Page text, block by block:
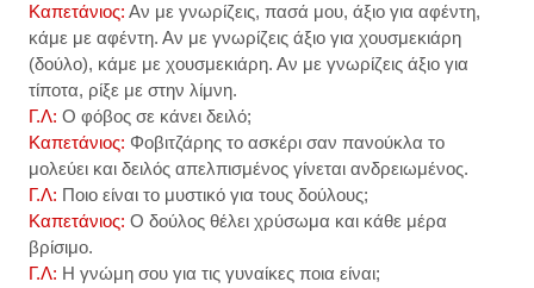
Καπετάνιος: Αν με γνωρίζεις, πασά μου, άξιο για αφέντη,
κάμε με αφέντη. Αν με γνωρίζεις άξιο για χουσμεκιάρη
(δούλο), κάμε με χουσμεκιάρη. Αν με γνωρίζεις άξιο για
τίποτα, ρίξε με στην λίμνη.
Γ.Λ: Ο φόβος σε κάνει δειλό;
Καπετάνιος: Φοβιτζάρης το ασκέρι σαν πανούκλα το
μολεύει και δειλός απελπισμένος γίνεται ανδρειωμένος.
Γ.Λ: Ποιο είναι το μυστικό για τους δούλους;
Καπετάνιος: Ο δούλος θέλει χρύσωμα και κάθε μέρα
βρίσιμο.
Γ.Λ: Η γνώμη σου για τις γυναίκες ποια είναι;